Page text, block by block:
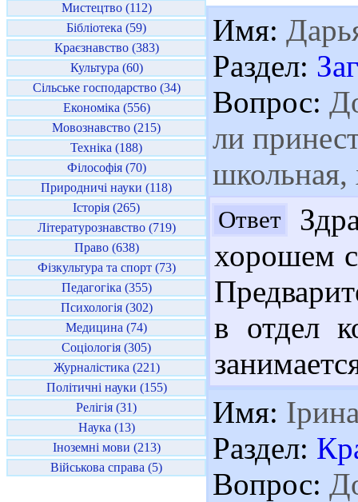
Мистецтво (112)
Бібліотека (59)
Краєзнавство (383)
Культура (60)
Сільське господарство (34)
Економіка (556)
Мовознавство (215)
Техніка (188)
Філософія (70)
Природничі науки (118)
Історія (265)
Літературознавство (719)
Право (638)
Фізкультура та спорт (73)
Педагогіка (355)
Психологія (302)
Медицина (74)
Соціологія (305)
Журналістика (221)
Політичні науки (155)
Релігія (31)
Наука (13)
Іноземні мови (213)
Військова справа (5)
Имя:
Раздел:
Вопрос:
ли
школьная,
Ответ
хорошем
в отдел
Имя:
Раздел:
Вопрос: